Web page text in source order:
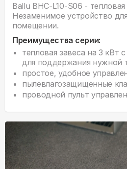
Ballu BHC-L10-S06 - тепловая
Незаменимое устройство
помещении.
Преимущества серии:
тепловая завеса на 3 кВт
для поддержания нужной
простое, удобное
пылевлагозащищенные
проводной пульт